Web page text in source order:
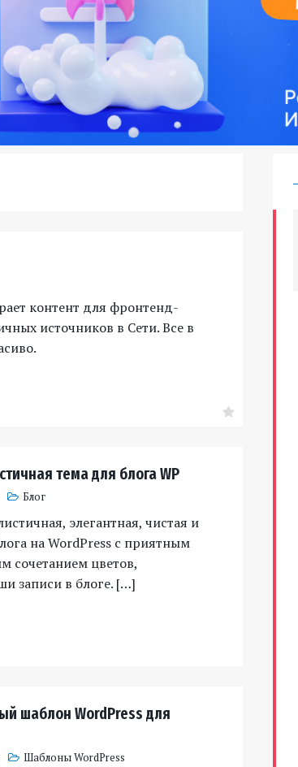
контент для фронтенд-
источников в Сети. Все в
тема для блога WP
Блог
элегантная, чистая и
на WordPress с приятным
сочетанием цветов,
записи в блоге. […]
шаблон WordPress для
Шаблоны WordPress